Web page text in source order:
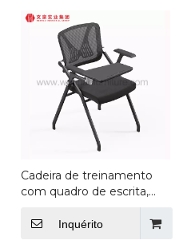
Cadeira de treinamento
com quadro de escrita,
cadeiras ergonômicas e
fornecedor de móveis de
Inquérito